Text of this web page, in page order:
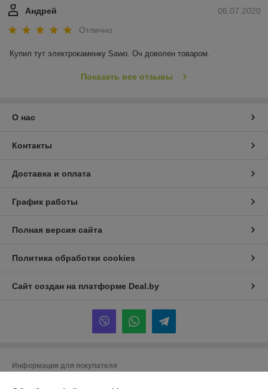
06.07.2020
Андрей
Отлично
Купил тут электрокаменку Sawo. Оч доволен товаром.
Показать все отзывы
О нас
Контакты
Доставка и оплата
График работы
Полная версия сайта
Политика обработки cookies
Сайт создан на платформе Deal.by
Информация для покупателя